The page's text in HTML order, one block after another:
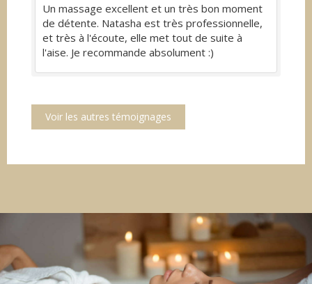
Un massage excellent et un très bon moment
de détente. Natasha est très professionnelle,
et très à l'écoute, elle met tout de suite à
l'aise. Je recommande absolument :)
Voir les autres témoignages